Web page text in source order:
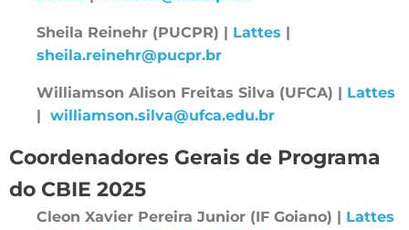
Sheila Reinehr (PUCPR) | Lattes |
sheila.reinehr@pucpr.br
Williamson Alison Freitas Silva (UFCA) | Lattes
| williamson.silva@ufca.edu.br
Coordenadores Gerais de Programa
do CBIE 2025
Cleon Xavier Pereira Junior (IF Goiano) | Lattes